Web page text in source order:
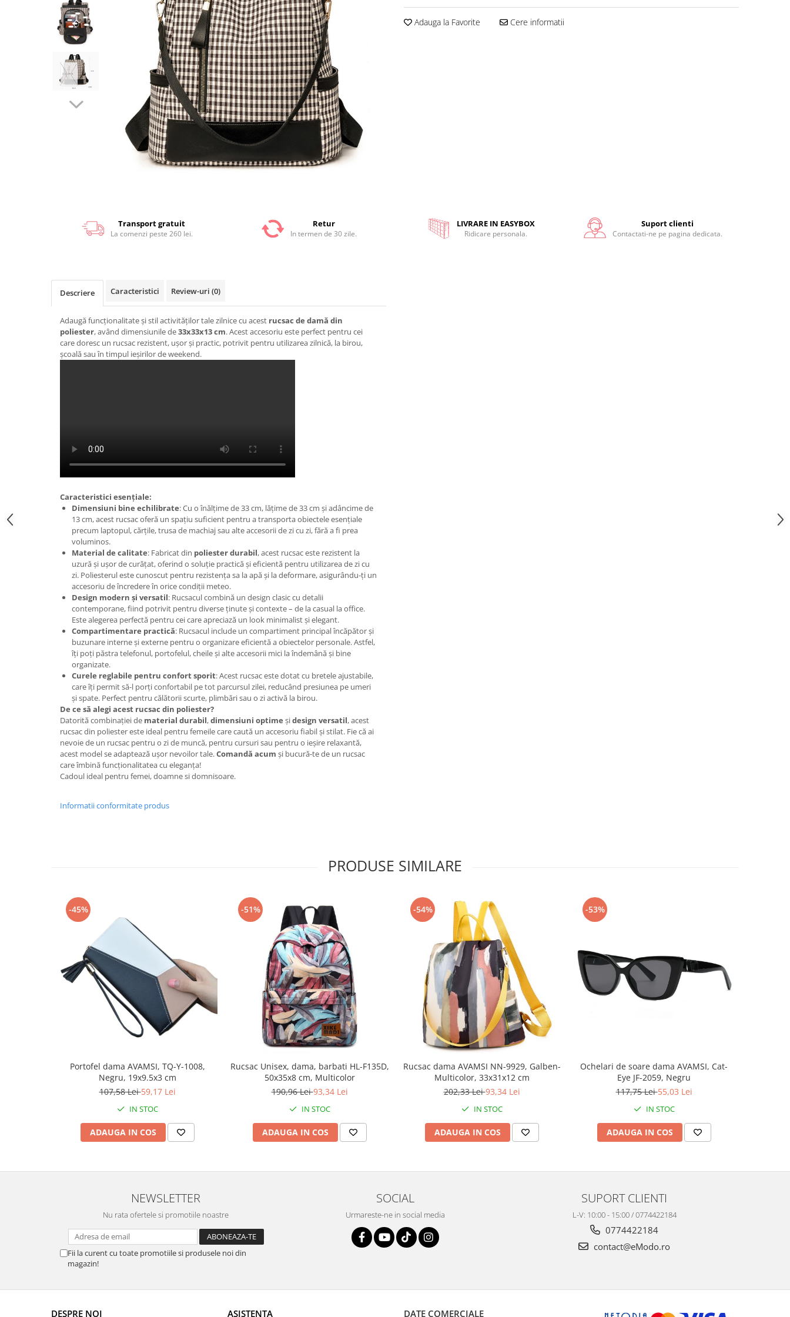
Adauga la Favorite Cere informatii
Transport gratuit
La comenzi peste 260 lei.
Retur
In termen de 30 zile.
LIVRARE IN EASYBOX
Ridicare personala.
Suport clienti
Contactati-ne pe pagina dedicata.
Descriere Caracteristici Review-uri (0)
Adaugă funcționalitate și stil activităților tale zilnice cu acest rucsac de damă din
poliester, având dimensiunile de33x33x13 cm. Acest accesoriu este perfect pentru cei
care doresc un rucsac rezistent, ușor și practic, potrivit pentru utilizarea zilnică, la birou,
școală sau în timpul ieșirilor de weekend.
Caracteristici esențiale:
Dimensiuni bine echilibrate: Cu o înălțime de 33 cm, lățime de 33 cm și adâncime de
13 cm, acest rucsac oferă un spațiu suficient pentru a transporta obiectele esențiale
precum laptopul, cărțile, trusa de machiaj sau alte accesorii de zi cu zi, fără a fi prea
voluminos.
Material de calitate: Fabricat din poliester durabil, acest rucsac este rezistent la
uzură și ușor de curățat, oferind o soluție practică și eficientă pentru utilizarea de zi cu
zi. Poliesterul este cunoscut pentru rezistența sa la apă și la deformare, asigurându-ți un
accesoriu de încredere în orice condiții meteo.
Design modern și versatil: Rucsacul combină un design clasic cu detalii
contemporane, fiind potrivit pentru diverse ținute și contexte – de la casual la office.
Este alegerea perfectă pentru cei care apreciază un look minimalist și elegant.
Compartimentare practică: Rucsacul include un compartiment principal încăpător și
buzunare interne și externe pentru o organizare eficientă a obiectelor personale. Astfel,
îți poți păstra telefonul, portofelul, cheile și alte accesorii mici la îndemână și bine
organizate.
Curele reglabile pentru confort sporit: Acest rucsac este dotat cu bretele ajustabile,
care îți permit să-l porți confortabil pe tot parcursul zilei, reducând presiunea pe umeri
și spate. Perfect pentru călătorii scurte, plimbări sau o zi activă la birou.
De ce să alegi acest rucsac din poliester?
Datorită combinației de material durabil,dimensiuni optime șidesign versatil, acest
rucsac din poliester este ideal pentru femeile care caută un accesoriu fiabil și stilat. Fie că ai
nevoie de un rucsac pentru o zi de muncă, pentru cursuri sau pentru o ieșire relaxantă,
acest model se adaptează ușor nevoilor tale.Comandă acum și bucură-te de un rucsac
care îmbină funcționalitatea cu eleganța!
Cadoul ideal pentru femei, doamne si domnisoare.
Informatii conformitate produs
PRODUSE SIMILARE
-45%
Portofel dama AVAMSI, TQ-Y-1008,
Negru, 19x9.5x3 cm
107,58 Lei59,17 Lei
IN STOC
ADAUGA IN COS
-51%
Rucsac Unisex, dama, barbati HL-F135D,
50x35x8 cm, Multicolor
190,96 Lei93,34 Lei
IN STOC
ADAUGA IN COS
-54%
Rucsac dama AVAMSI NN-9929, Galben-
Multicolor, 33x31x12 cm
202,33 Lei93,34 Lei
IN STOC
ADAUGA IN COS
-53%
Ochelari de soare dama AVAMSI, Cat-
Eye JF-2059, Negru
117,75 Lei55,03 Lei
IN STOC
ADAUGA IN COS
NEWSLETTER
Nu rata ofertele si promotiile noastre
Fii la curent cu toate promotiile si produsele noi din
magazin!
SOCIAL
Urmareste-ne in social media
SUPORT CLIENTI
L-V: 10:00 - 15:00 / 0774422184
0774422184
contact@eModo.ro
DESPRE NOI ASISTENTA DATE COMERCIALE